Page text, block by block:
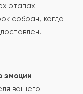
проверки.
этапах
собран, когда
эмоции
вашего